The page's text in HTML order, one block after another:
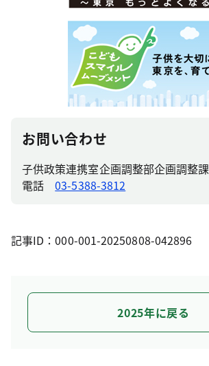
お問い合わせ
子供政策連携室企画調整部企画調整課
電話03-5388-3812
記事ID：000-001-20250808-042896
2025年に戻る